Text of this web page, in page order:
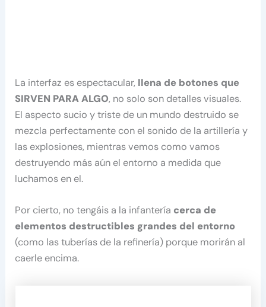
La interfaz es espectacular, llena de botones que
SIRVEN PARA ALGO, no solo son detalles visuales.
El aspecto sucio y triste de un mundo destruido se
mezcla perfectamente con el sonido de la artillería y
las explosiones, mientras vemos como vamos
destruyendo más aún el entorno a medida que
luchamos en el.
Por cierto, no tengáis a la infantería cerca de
elementos destructibles grandes del entorno
(como las tuberías de la refinería) porque morirán al
caerle encima.